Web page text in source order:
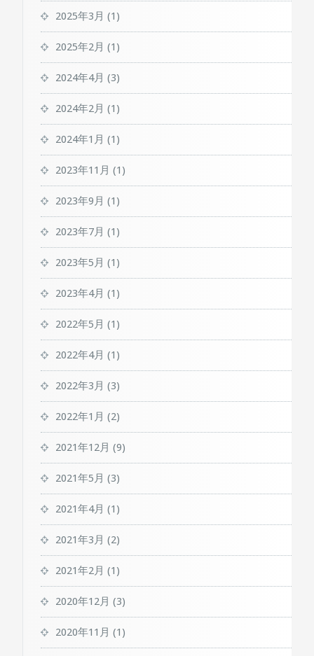
2025年3月 (1)
2025年2月 (1)
2024年4月 (3)
2024年2月 (1)
2024年1月 (1)
2023年11月 (1)
2023年9月 (1)
2023年7月 (1)
2023年5月 (1)
2023年4月 (1)
2022年5月 (1)
2022年4月 (1)
2022年3月 (3)
2022年1月 (2)
2021年12月 (9)
2021年5月 (3)
2021年4月 (1)
2021年3月 (2)
2021年2月 (1)
2020年12月 (3)
2020年11月 (1)